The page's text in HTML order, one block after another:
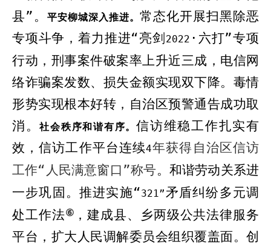
县”。
平安柳城深入推进。 常态化开展扫黑除恶
专项斗争，着力推进“亮剑 2022 · 六打”专项
行动，刑事案件破案率上升近三成，电信网
络诈骗案发数、损失金额实现双下降。毒情
形势实现根本好转，自治区预警通告成功取
消。社会秩序和谐有序。信访维稳工作扎实有
效，信访工作平台连续4年获得自治区信访
工作“人民满意窗口”称号。 和谐劳动关系进
一步巩固。 推进实施“321”矛盾纠纷多元调
处工作法⑥ ，建成县、乡两级公共法律服务
平台， 扩大 人民调解委员会组织覆盖面。 创